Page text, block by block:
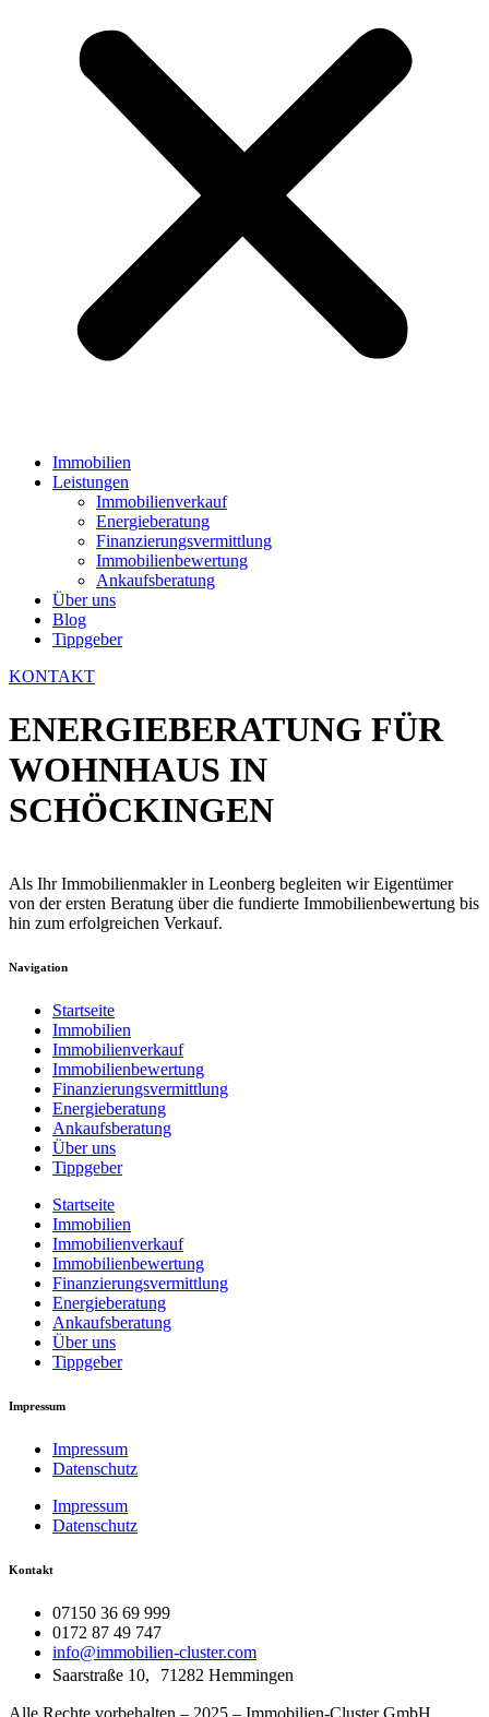
Immobilien
Leistungen
Immobilienverkauf
Energieberatung
Finanzierungsvermittlung
Immobilienbewertung
Ankaufsberatung
Über uns
Blog
Tippgeber
KONTAKT
ENERGIEBERATUNG FÜR
WOHNHAUS IN
SCHÖCKINGEN
Als Ihr Immobilienmakler in Leonberg begleiten wir Eigentümer
von der ersten Beratung über die fundierte Immobilienbewertung bis
hin zum erfolgreichen Verkauf.
Navigation
Startseite
Immobilien
Immobilienverkauf
Immobilienbewertung
Finanzierungsvermittlung
Energieberatung
Ankaufsberatung
Über uns
Tippgeber
Startseite
Immobilien
Immobilienverkauf
Immobilienbewertung
Finanzierungsvermittlung
Energieberatung
Ankaufsberatung
Über uns
Tippgeber
Impressum
Impressum
Datenschutz
Impressum
Datenschutz
Kontakt
07150 36 69 999
0172 87 49 747
info@immobilien-cluster.com
Saarstraße 10, 71282 Hemmingen
Alle Rechte vorbehalten – 2025 – Immobilien-Cluster GmbH